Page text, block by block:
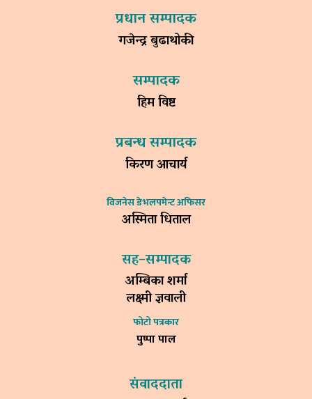
प्रधान सम्पादक
गजेन्द्र बुढाथोकी
सम्पादक
हिम विष्ट
प्रबन्ध सम्पादक
किरण आचार्य
विजनेस डेभलपमेन्ट अफिसर
अस्मिता धिताल
सह–सम्पादक
अम्बिका शर्मा
लक्ष्मी ज्ञवाली
फोटो पत्रकार
पुष्पा पाल
संवाददाता